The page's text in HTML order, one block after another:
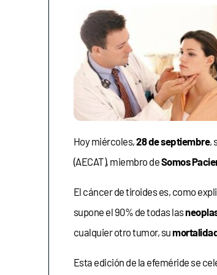
Hoy miércoles,28 de septiembre,
(AECAT), miembro deSomos
El cáncer de tiroides es, como
supone el 90% de todas las
cualquier otro tumor, su
Esta edición de la efeméride se